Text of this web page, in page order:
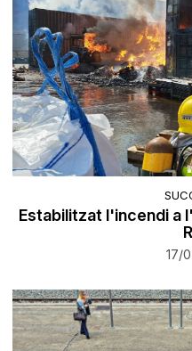
Estabilitzat l'incendi a
17/